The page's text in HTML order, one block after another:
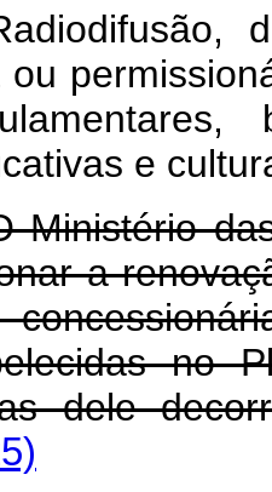
ou
e
Ministério
a
no
dele